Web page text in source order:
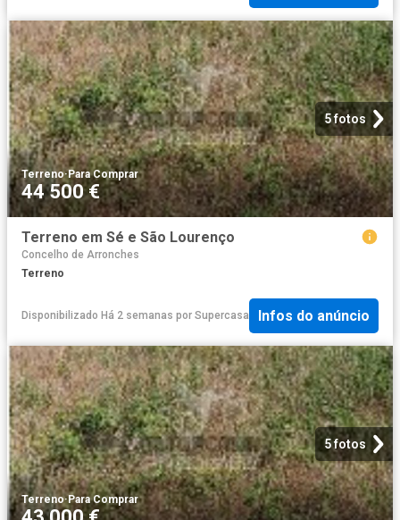
5 fotos
Terreno·Para Comprar
44 500 €
Terreno em Sé e São Lourenço
Concelho de Arronches
Terreno
Disponibilizado Há 2 semanas por Supercasa Infos do anúncio
5 fotos
Terreno·Para Comprar